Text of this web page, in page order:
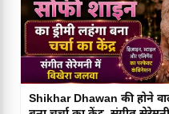
Shikhar Dhawan की होने